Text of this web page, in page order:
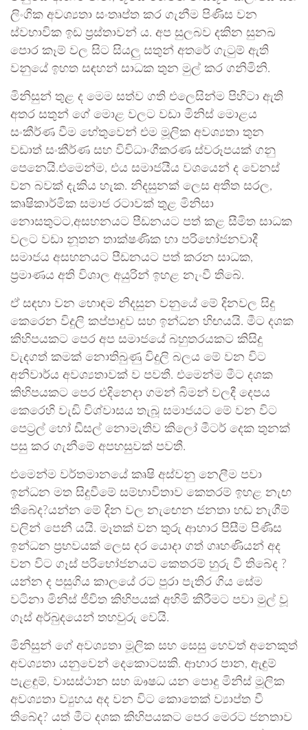
ලිංගික අවශ්‍යතා සංතෘප්ත කර ගැනීම පිණිස වන
ස්වභාවික ඉඩ ප්‍රස්තාවන් ය. අප සුලබව දකින සුනඛ
පොර කෑම් වල සිට සියලු සතුන් අතරේ ගැටුම් ඇති
වනුයේ ඉහත සඳහන් සාධක තුන මුල් කර ගනිමිනි.
මිනිසුන් තුළ ද මෙම සත්ව ගති එලෙසින්ම පිහිටා ඇති
අතර සතුන් ගේ මොළ වලට වඩා මිනිස් මොළය
සංකීර්ණ වීම හේතුවෙන් එම මූලික අවශ්‍යතා තුන
වඩාත් සංකීර්ණ සහ විවිධාංගීකරණ ස්වරූපයක් ගනු
පෙනෙයි.එමෙන්ම, එය සමාජයීය වශයෙන් ද වෙනස්
වන බවක් දැකිය හැක. නිදසුනක් ලෙස අතීත සරල,
කෘෂිකාර්මික සමාජ රටාවක් තුළ මිනිසා
නොසතුටට,අසහනයට පීඩනයට පත් කළ සීමිත සාධක
වලට වඩා නූතන තාක්ෂණික හා පරිභෝජනවාදී
සමාජය අසහනයට පීඩනයට පත් කරන සාධක,
ප්‍රමාණය අති විශාල අයුරින් ඉහළ නැංවී තිබේ.
ඒ සඳහා වන හොඳම නිදසුන වනුයේ මේ දිනවල සිදු
කෙරෙන විදුලි කප්පාදුව සහ ඉන්ධන හිඟයයි. මීට දශක
කිහිපයකට පෙර අප සමාජයේ බහුතරයකට කිසිදු
වැදගත් කමක් නොතිබුණු විදුලි බලය මේ වන විට
අනිවාර්ය අවශ්‍යතාවක් ව පවතී. එමෙන්ම මීට දශක
කිහිපයකට පෙර එදිනෙදා ගමන් බිමන් වලදී දෙපය
කෙරෙහි වැඩි විශ්වාසය තැබූ සමාජයට මේ වන විට
පෙට්‍රල් හෝ ඩීසල් නොමැතිව කිලෝ මීටර් දෙක තුනක්
පසු කර ගැනීමේ අපහසුවක් පවතී.
එමෙන්ම වර්තමානයේ කෘෂි අස්වනු නෙලීම පවා
ඉන්ධන මත සිදුවීමේ සම්භාවිතාව කෙතරම් ඉහළ නැඟ
තිබේද?යන්න මේ දින වල නැඟෙන ජනතා හඬ නැගීම්
වලින් පෙනී යයි. මෑතක් වන තුරු ආහාර පිසීම පිණිස
ඉන්ධන ප්‍රභවයක් ලෙස දර යොදා ගත් ගෘහණියන් අද
වන විට ගෑස් පරිභෝජනයට කෙතරම් හුරු වී තිබේද ?
යන්න ද පසුගිය කාලයේ රට පුරා පැතිර ගිය සේම
වටිනා මිනිස් ජීවිත කිහිපයක් අහිමි කිරීමට පවා මුල් වූ
ගෑස් අර්බුදයෙන් තහවුරු වෙයි.
මිනිසුන් ගේ අවශ්‍යතා මූලික සහ සෙසු හෙවත් අනෙකුත්
අවශ්‍යතා යනුවෙන් දෙකොටසකි. ආහාර පාන, ඇඳුම්
පැළඳුම්, වාසස්ථාන සහ ඖෂධ යන පොදු මිනිස් මූලික
අවශ්‍යතා ව්‍යුහය අද වන විට කොතෙක් ව්‍යාප්ත වී
තිබේද? යත් මීට දශක කිහිපයකට පෙර මෙරට ජනතාව